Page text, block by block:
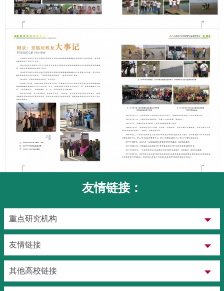
友情链接：
重点研究机构
友情链接
其他高校链接